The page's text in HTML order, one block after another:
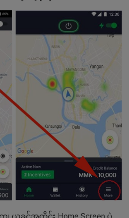
ယခင်အတိုင်း Home Screen ပဲ